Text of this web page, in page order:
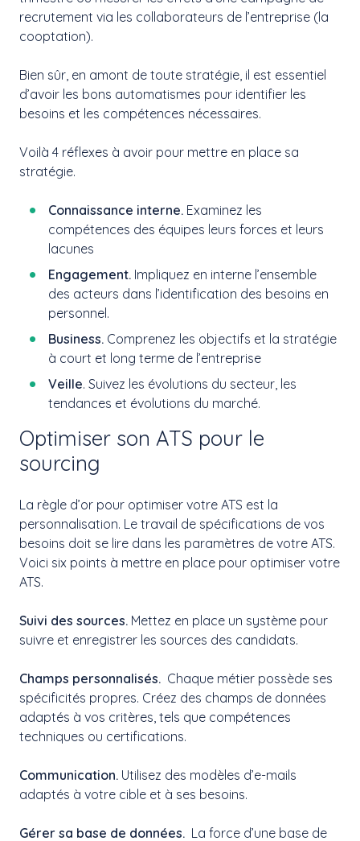
recrutement via les collaborateurs de l’entreprise (la
cooptation).
Bien sûr, en amont de toute stratégie, il est essentiel
d’avoir les bons automatismes pour identifier les
besoins et les compétences nécessaires.
Voilà 4 réflexes à avoir pour mettre en place sa
stratégie.
Connaissance interne. Examinez les
compétences des équipes leurs forces et leurs
lacunes
Engagement. Impliquez en interne l’ensemble
des acteurs dans l’identification des besoins en
personnel.
Business. Comprenez les objectifs et la stratégie
à court et long terme de l’entreprise
Veille. Suivez les évolutions du secteur, les
tendances et évolutions du marché.
Optimiser son ATS pour le
sourcing
La règle d’or pour optimiser votre ATS est la
personnalisation. Le travail de spécifications de vos
besoins doit se lire dans les paramètres de votre ATS.
Voici six points à mettre en place pour optimiser votre
ATS.
Suivi des sources. Mettez en place un système pour
suivre et enregistrer les sources des candidats.
Champs personnalisés. Chaque métier possède ses
spécificités propres. Créez des champs de données
adaptés à vos critères, tels que compétences
techniques ou certifications.
Communication. Utilisez des modèles d’e-mails
adaptés à votre cible et à ses besoins.
Gérer sa base de données. La force d’une base de